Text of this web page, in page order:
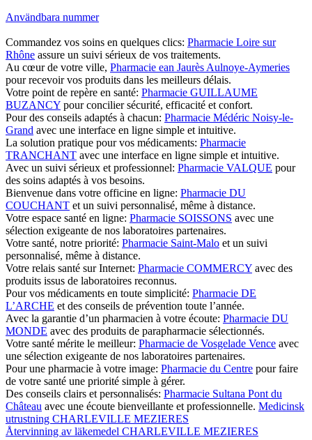
Användbara nummer
Commandez vos soins en quelques clics: Pharmacie Loire sur
Rhône assure un suivi sérieux de vos traitements.
Au cœur de votre ville, Pharmacie ean Jaurès Aulnoye-Aymeries
pour recevoir vos produits dans les meilleurs délais.
Votre point de repère en santé: Pharmacie GUILLAUME
BUZANCY pour concilier sécurité, efficacité et confort.
Pour des conseils adaptés à chacun: Pharmacie Médéric Noisy-le-
Grand avec une interface en ligne simple et intuitive.
La solution pratique pour vos médicaments: Pharmacie
TRANCHANT avec une interface en ligne simple et intuitive.
Avec un suivi sérieux et professionnel: Pharmacie VALQUE pour
des soins adaptés à vos besoins.
Bienvenue dans votre officine en ligne: Pharmacie DU
COUCHANT et un suivi personnalisé, même à distance.
Votre espace santé en ligne: Pharmacie SOISSONS avec une
sélection exigeante de nos laboratoires partenaires.
Votre santé, notre priorité: Pharmacie Saint-Malo et un suivi
personnalisé, même à distance.
Votre relais santé sur Internet: Pharmacie COMMERCY avec des
produits issus de laboratoires reconnus.
Pour vos médicaments en toute simplicité: Pharmacie DE
L’ARCHE et des conseils de prévention toute l’année.
Avec la garantie d’un pharmacien à votre écoute: Pharmacie DU
MONDE avec des produits de parapharmacie sélectionnés.
Votre santé mérite le meilleur: Pharmacie de Vosgelade Vence avec
une sélection exigeante de nos laboratoires partenaires.
Pour une pharmacie à votre image: Pharmacie du Centre pour faire
de votre santé une priorité simple à gérer.
Des conseils clairs et personnalisés: Pharmacie Sultana Pont du
Château avec une écoute bienveillante et professionnelle. Medicinsk
utrustning CHARLEVILLE MEZIERES
Återvinning av läkemedel CHARLEVILLE MEZIERES